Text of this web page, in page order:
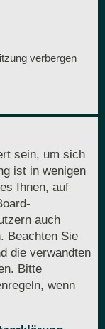
verbergen
sein, um sich
ist in wenigen
Ihnen, auf
auch
Beachten Sie
die verwandten
Bitte
wenn